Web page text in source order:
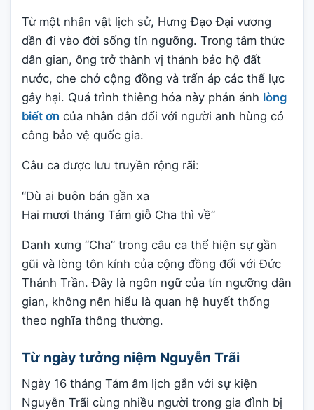
Từ một nhân vật lịch sử, Hưng Đạo Đại vương
dần đi vào đời sống tín ngưỡng. Trong tâm thức
dân gian, ông trở thành vị thánh bảo hộ đất
nước, che chở cộng đồng và trấn áp các thế lực
gây hại. Quá trình thiêng hóa này phản ánh lòng
biết ơn của nhân dân đối với người anh hùng có
công bảo vệ quốc gia.
Câu ca được lưu truyền rộng rãi:
“Dù ai buôn bán gần xa
Hai mươi tháng Tám giỗ Cha thì về”
Danh xưng “Cha” trong câu ca thể hiện sự gần
gũi và lòng tôn kính của cộng đồng đối với Đức
Thánh Trần. Đây là ngôn ngữ của tín ngưỡng dân
gian, không nên hiểu là quan hệ huyết thống
theo nghĩa thông thường.
Từ ngày tưởng niệm Nguyễn Trãi
Ngày 16 tháng Tám âm lịch gắn với sự kiện
Nguyễn Trãi cùng nhiều người trong gia đình bị